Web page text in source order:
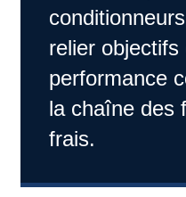
relier
performance
la chaîne des
frais.